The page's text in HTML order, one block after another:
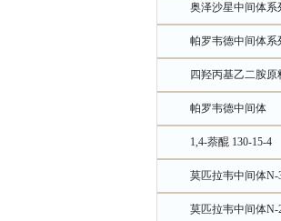
奥泽沙星中间体系
帕罗韦德中间体系
四羟丙基乙二胺原
帕罗韦德中间体
1,4-萘醌 130-15-4
莫匹拉韦中间体N-
莫匹拉韦中间体N-